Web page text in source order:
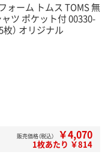
ォーム トムス TOMS 無
ツ ポケット付 00330-
枚） オリジナル
販売価格（税込） ￥4,070
1枚あたり ￥814